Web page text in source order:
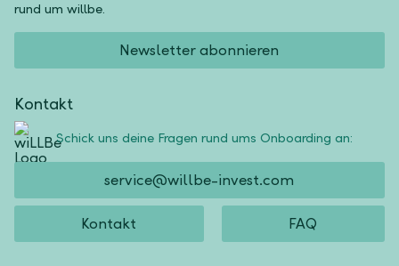
rund um willbe.
Newsletter abonnieren
Kontakt
Schick uns deine Fragen rund ums Onboarding an:
service@willbe-invest.com
Kontakt FAQ